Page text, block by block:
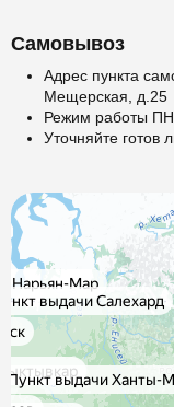
Самовывоз
Адрес пункта
Мещерская, д.25
Режим работы
Уточняйте готов